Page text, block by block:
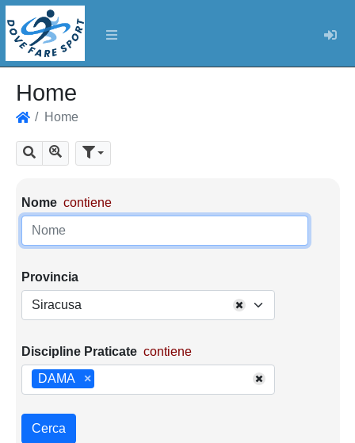
Home
Home
Cerca Mostra tutti i risultati
Parametri di ricerca
Nome contiene
Provincia
Siracusa
Discipline Praticate contiene
×
DAMA
Cerca